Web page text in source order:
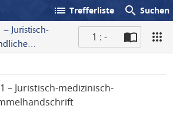
list Trefferliste search Suchen
Juristisch-
1 : -
– Juristisch-medizinisch-